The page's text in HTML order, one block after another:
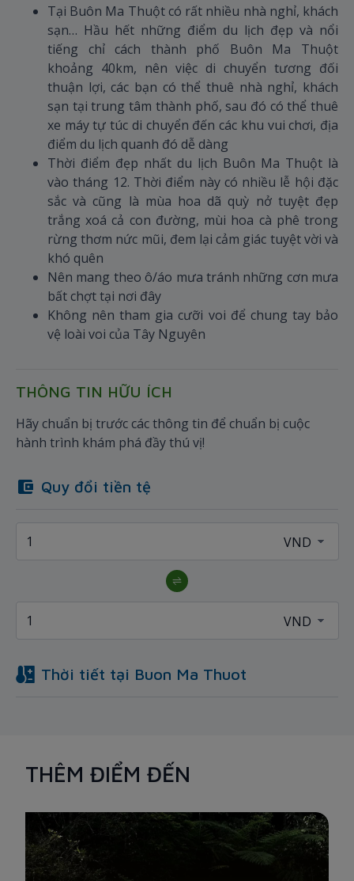
Tại Buôn Ma Thuột có rất nhiều nhà nghỉ, khách
sạn… Hầu hết những điểm du lịch đẹp và nổi
tiếng chỉ cách thành phố Buôn Ma Thuột
khoảng 40km, nên việc di chuyển tương đối
thuận lợi, các bạn có thể thuê nhà nghỉ, khách
sạn tại trung tâm thành phố, sau đó có thể thuê
xe máy tự túc di chuyển đến các khu vui chơi, địa
điểm du lịch quanh đó dễ dàng
Thời điểm đẹp nhất du lịch Buôn Ma Thuột là
vào tháng 12. Thời điểm này có nhiều lễ hội đặc
sắc và cũng là mùa hoa dã quỳ nở tuyệt đẹp
trắng xoá cả con đường, mùi hoa cà phê trong
rừng thơm nức mũi, đem lại cảm giác tuyệt vời và
khó quên
Nên mang theo ô/áo mưa tránh những cơn mưa
bất chợt tại nơi đây
Không nên tham gia cưỡi voi để chung tay bảo
vệ loài voi của Tây Nguyên
THÔNG TIN HỮU ÍCH
Hãy chuẩn bị trước các thông tin để chuẩn bị cuộc
hành trình khám phá đầy thú vị!
Quy đổi tiền tệ
Thời tiết tại Buon Ma Thuot
THÊM ĐIỂM ĐẾN